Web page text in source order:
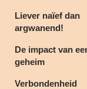
Liever naïef dan
argwanend!
De impact van
geheim
Verbondenheid